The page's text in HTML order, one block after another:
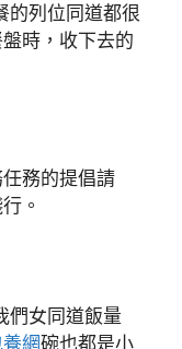
的列位同道都很
時，收下去的
務的提倡請
。
們女同道飯量
網碗也都是小